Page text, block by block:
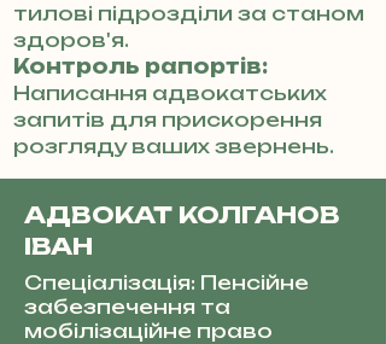
тилові підрозділи за станом
здоров'я.
Контроль рапортів:
Написання адвокатських
запитів для прискорення
розгляду ваших звернень.
АДВОКАТ КОЛГАНОВ
ІВАН
Спеціалізація: Пенсійне
забезпечення та
мобілізаційне право